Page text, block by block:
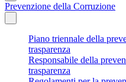
Prevenzione della Corruzione
Piano triennale della
trasparenza
Responsabile della
trasparenza